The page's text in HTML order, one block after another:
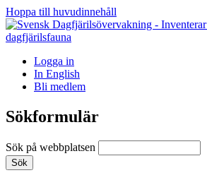
Hoppa till huvudinnehåll
Logga in
In English
Bli medlem
Sökformulär
Sök på webbplatsen